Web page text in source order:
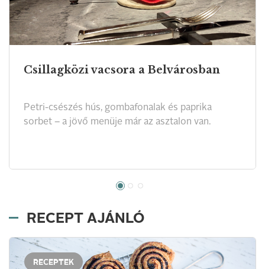
Csillagközi vacsora a Belvárosban
Petri-csészés hús, gombafonalak és paprika
sorbet – a jövő menüje már az asztalon van.
RECEPT AJÁNLÓ
RECEPTEK